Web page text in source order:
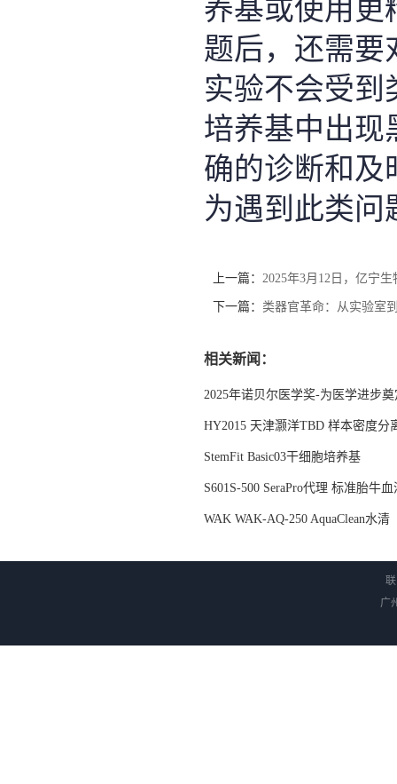
养基或使用更
题后，还需要
实验不会受到
培养基中出现
确的诊断和及
为遇到此类问
上一篇： 2025年3月12日，亿宁
下一篇： 类器官革命：从实验室
相关新闻：
2025年诺贝尔医学奖-为医学进步
HY2015 天津灏洋TBD 样本密度分
StemFit Basic03干细胞培养基
S601S-500 SeraPro代理 标准胎牛
WAK WAK-AQ-250 AquaClean水清
广